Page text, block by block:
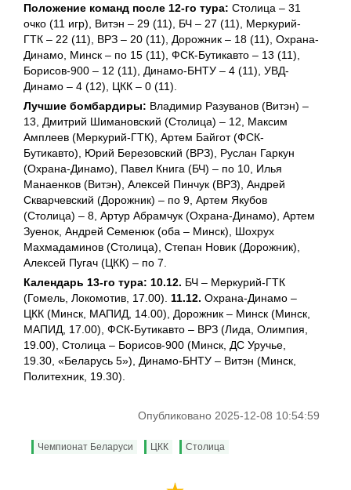
Положение команд после 12-го тура: Столица – 31
очко (11 игр), Витэн – 29 (11), БЧ – 27 (11), Меркурий-
ГТК – 22 (11), ВРЗ – 20 (11), Дорожник – 18 (11), Охрана-
Динамо, Минск – по 15 (11), ФСК-Бутикавто – 13 (11),
Борисов-900 – 12 (11), Динамо-БНТУ – 4 (11), УВД-
Динамо – 4 (12), ЦКК – 0 (11).
Лучшие бомбардиры: Владимир Разуванов (Витэн) –
13, Дмитрий Шимановский (Столица) – 12, Максим
Амплеев (Меркурий-ГТК), Артем Байгот (ФСК-
Бутикавто), Юрий Березовский (ВРЗ), Руслан Гаркун
(Охрана-Динамо), Павел Книга (БЧ) – по 10, Илья
Манаенков (Витэн), Алексей Пинчук (ВРЗ), Андрей
Скварчевский (Дорожник) – по 9, Артем Якубов
(Столица) – 8, Артур Абрамчук (Охрана-Динамо), Артем
Зуенок, Андрей Семенюк (оба – Минск), Шохрух
Махмадаминов (Столица), Степан Новик (Дорожник),
Алексей Пугач (ЦКК) – по 7.
Календарь 13-го тура: 10.12. БЧ – Меркурий-ГТК
(Гомель, Локомотив, 17.00). 11.12. Охрана-Динамо –
ЦКК (Минск, МАПИД, 14.00), Дорожник – Минск (Минск,
МАПИД, 17.00), ФСК-Бутикавто – ВРЗ (Лида, Олимпия,
19.00), Столица – Борисов-900 (Минск, ДС Уручье,
19.30, «Беларусь 5»), Динамо-БНТУ – Витэн (Минск,
Политехник, 19.30).
Опубликовано 2025-12-08 10:54:59
Чемпионат Беларуси ЦКК Столица